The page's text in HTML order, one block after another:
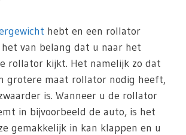
hebt en een rollator
van belang dat u naar het
rollator kijkt. Het namelijk zo dat
grotere maat rollator nodig heeft,
is. Wanneer u de rollator
in bijvoorbeeld de auto, is het
gemakkelijk in kan klappen en u